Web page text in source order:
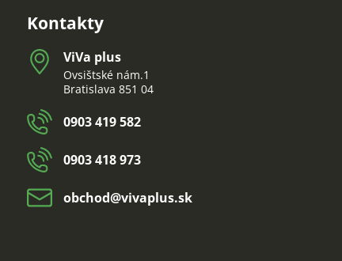
Kontakty
ViVa plus
Ovsištské nám.1
Bratislava 851 04
0903 419 582
0903 418 973
obchod​@vivaplus​.sk